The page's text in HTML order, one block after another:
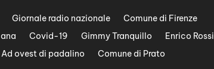
Giornale radio nazionale
Comune di Firenze
Covid-19 Gimmy Tranquillo
Enrico Rossi
Ad ovest di padalino
Comune di Prato